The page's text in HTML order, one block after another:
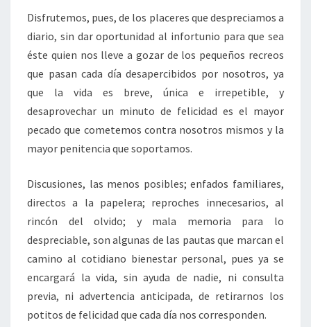
Disfrutemos, pues, de los placeres que despreciamos a
diario, sin dar oportunidad al infortunio para que sea
éste quien nos lleve a gozar de los pequeños recreos
que pasan cada día desapercibidos por nosotros, ya
que la vida es breve, única e irrepetible, y
desaprovechar un minuto de felicidad es el mayor
pecado que cometemos contra nosotros mismos y la
mayor penitencia que soportamos.
Discusiones, las menos posibles; enfados familiares,
directos a la papelera; reproches innecesarios, al
rincón del olvido; y mala memoria para lo
despreciable, son algunas de las pautas que marcan el
camino al cotidiano bienestar personal, pues ya se
encargará la vida, sin ayuda de nadie, ni consulta
previa, ni advertencia anticipada, de retirarnos los
potitos de felicidad que cada día nos corresponden.